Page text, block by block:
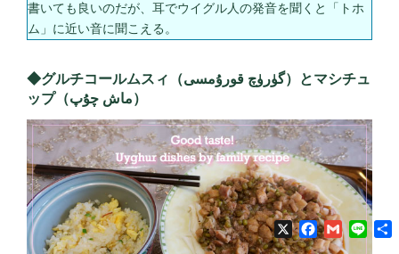
書いても良いのだが、耳でウイグル人の発音を聞くと「トホ
ム」に近い音に聞こえる。
◆グルチコールムスィ（گۈرۈچ قورۇمسى）とマシチュ
ップ（ماش چۇپ）
X Facebook
GmailLine